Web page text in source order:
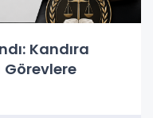
Kandıra
Görevlere